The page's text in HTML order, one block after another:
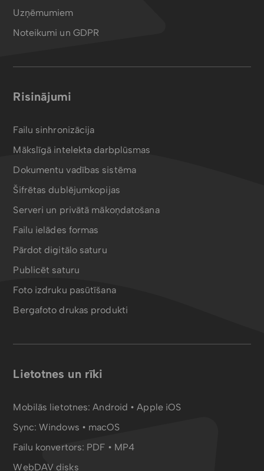
Uzņēmumiem
Noteikumi un GDPR
Risinājumi
Failu sinhronizācija
Mākslīgā intelekta darbplūsmas
Dokumentu vadības sistēma
Šifrētas dublējumkopijas
Serveri un privātā mākoņdatošana
Failu ielādes formas
Pārdot digitālo saturu
Publicēt saturu
Foto izdruku pasūtīšana
Bergafoto drukas produkti
Lietotnes un rīki
Mobilās lietotnes:Android •Apple iOS
Sync:Windows • macOS
Failu konvertors: PDF • MP4
WebDAV disks